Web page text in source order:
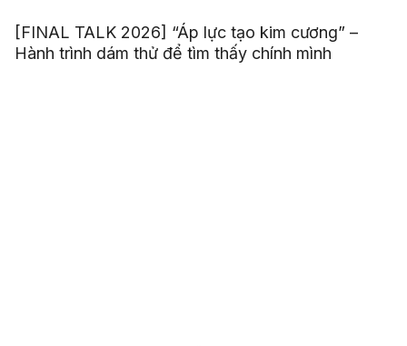
[FINAL TALK 2026] “Áp lực tạo kim cương” –
Hành trình dám thử để tìm thấy chính mình